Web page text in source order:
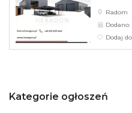
Radom
Dodano:
Dodaj
Kategorie ogłoszeń